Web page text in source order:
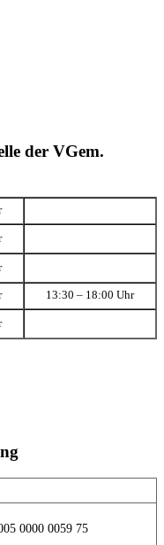
der VGem.
13:30 – 18:00 Uhr
0000 0059 75